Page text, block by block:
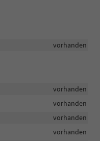
vorhanden
vorhanden
vorhanden
vorhanden
vorhanden